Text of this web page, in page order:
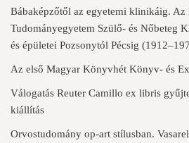
Bábaképzőtől az egyetemi klinikáig. Az
Tudományegyetem Szülő- és Nőbeteg
és épületei Pozsonytól Pécsig
Az első Magyar Könyvhét Könyv- és
Válogatás Reuter Camillo ex libris
kiállítás
Orvostudomány op-art stílusban.